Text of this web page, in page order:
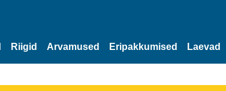
Riigid Arvamused Eripakkumised Laevad